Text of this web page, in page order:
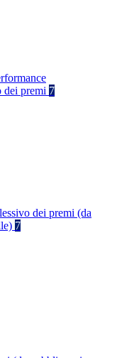
dei premi 7
dei premi (da
7